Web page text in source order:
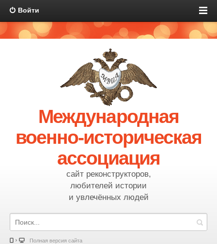
Войти
Международная
военно-историческая
ассоциация
сайт реконструкторов,
любителей истории
и увлечённых людей
Полная версия сайта